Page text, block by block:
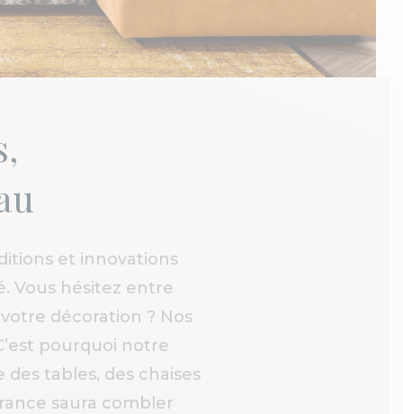
et innovations
Vous hésitez entre
décoration ? Nos
pourquoi notre
tables, des chaises
saura combler